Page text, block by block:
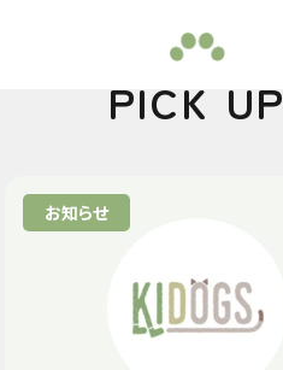
PICK UP
お知らせ